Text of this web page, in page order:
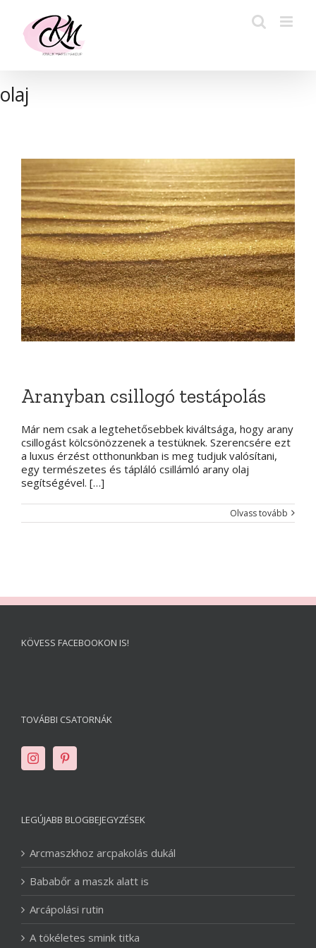
olaj
Aranyban csillogó testápolás
Már nem csak a legtehetősebbek kiváltsága, hogy arany
csillogást kölcsönözzenek a testüknek. Szerencsére ezt
a luxus érzést otthonunkban is meg tudjuk valósítani,
egy természetes és tápláló csillámló arany olaj
segítségével. […]
Olvass tovább
KÖVESS FACEBOOKON IS!
TOVÁBBI CSATORNÁK
LEGÚJABB BLOGBEJEGYZÉSEK
Arcmaszkhoz arcpakolás dukál
Bababőr a maszk alatt is
Arcápolási rutin
A tökéletes smink titka